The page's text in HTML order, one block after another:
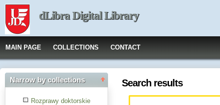
dLibra Digital Library
MAIN PAGE COLLECTIONS CONTACT
Narrow by collections
Rozprawy doktorskie
Search results